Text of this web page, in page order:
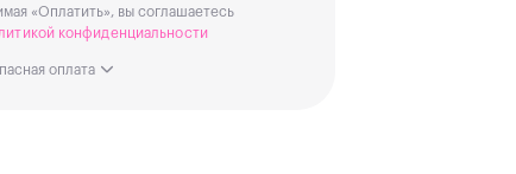
«Оплатить», вы соглашаетесь
конфиденциальности
оплата